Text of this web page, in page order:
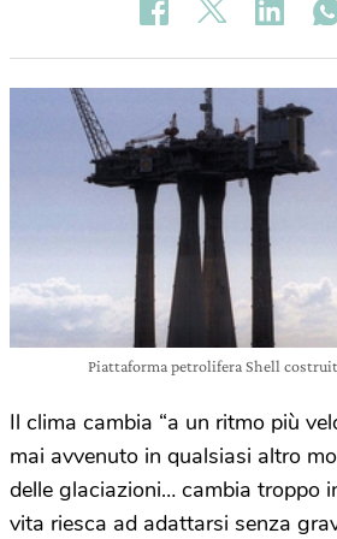
Piattaforma petrolifera Shell
Il clima cambia “a un ritmo più
mai avvenuto in qualsiasi altro
delle glaciazioni… cambia troppo
vita riesca ad adattarsi senza